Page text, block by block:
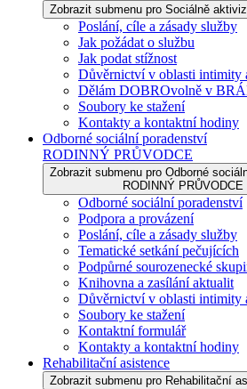
Zobrazit submenu pro Sociálně
Poslání, cíle a zásady služby
Jak požádat o službu
Jak podat stížnost
Důvěrnictví v oblasti intimity
Dělám DOBROvolně v
Soubory ke stažení
Kontakty a kontaktní hodiny
Odborné sociální poradenství
RODINNÝ PRŮVODCE
Zobrazit submenu pro Odborné
RODINNÝ PRŮVODCE
Odborné sociální poradenství
Podpora a provázení
Poslání, cíle a zásady služby
Tematické setkání pečujících
Podpůrné sourozenecké
Knihovna a zasílání aktualit
Důvěrnictví v oblasti intimity
Soubory ke stažení
Kontaktní formulář
Kontakty a kontaktní hodiny
Rehabilitační asistence
Zobrazit submenu pro Rehabilitační